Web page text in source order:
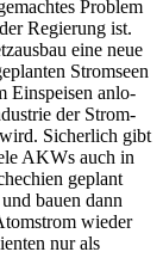
Pro­blem
Regie­rung ist.
eine neue
Strom­seen
Ein­spei­sen anlo­
der Strom­
Sicher­lich gibt
AKWs auch in
geplant
bau­en dann
wie­der
nur als